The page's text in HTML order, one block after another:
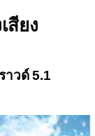
สียง
าวด์ 5.1